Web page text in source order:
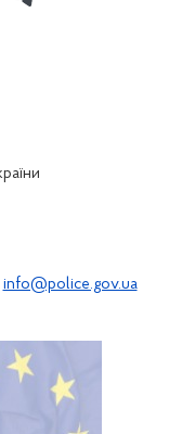
info@police.gov.ua